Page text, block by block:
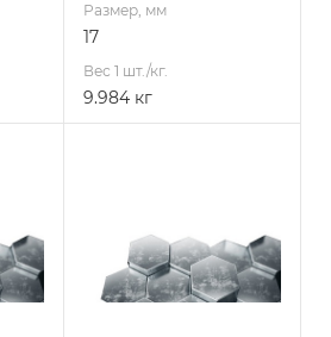
Размер, мм
17
Вес 1 шт./кг.
9.984 кг